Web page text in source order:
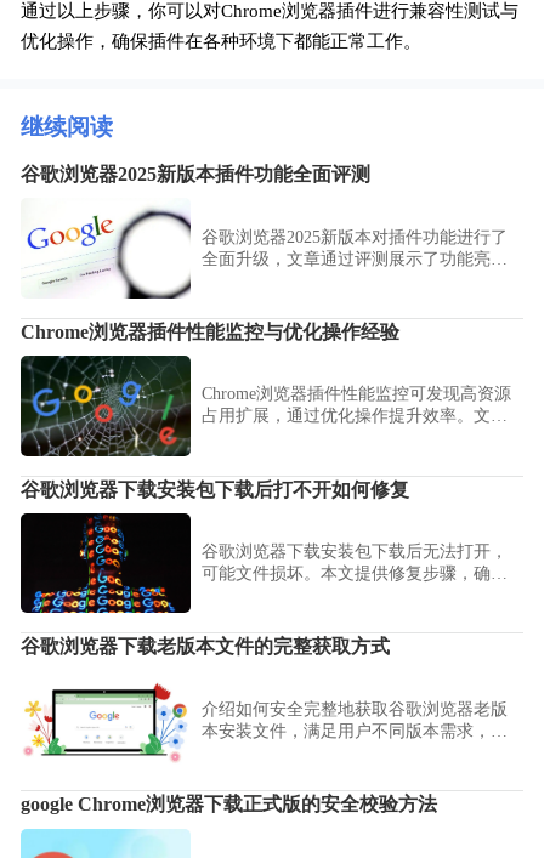
通过以上步骤，你可以对Chrome浏览器插件进行兼容性测试与
优化操作，确保插件在各种环境下都能正常工作。
继续阅读
谷歌浏览器2025新版本插件功能全面评测
谷歌浏览器2025新版本对插件功能进行了
全面升级，文章通过评测展示了功能亮
Chrome浏览器插件性能监控与优化操作经验
Chrome浏览器插件性能监控可发现高资源
占用扩展，通过优化操作提升效率。文章
谷歌浏览器下载安装包下载后打不开如何修复
谷歌浏览器下载安装包下载后无法打开，
可能文件损坏。本文提供修复步骤，确保
谷歌浏览器下载老版本文件的完整获取方式
介绍如何安全完整地获取谷歌浏览器老版
本安装文件，满足用户不同版本需求，保
google Chrome浏览器下载正式版的安全校验方法